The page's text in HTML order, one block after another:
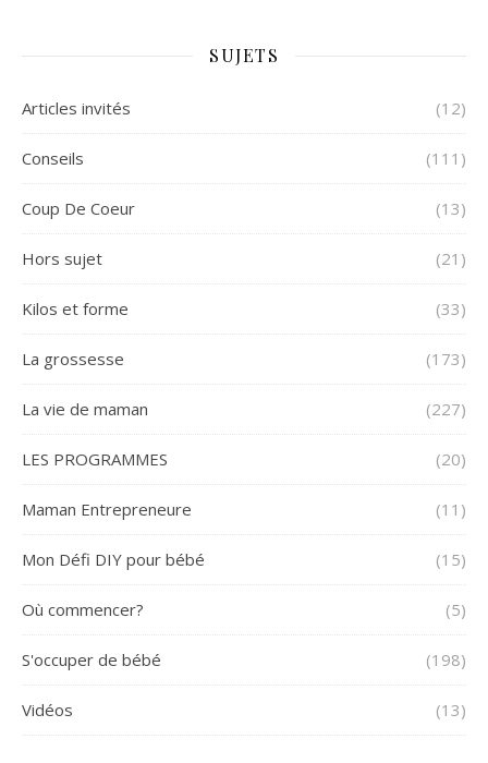
SUJETS
Articles invités (12)
Conseils (111)
Coup De Coeur (13)
Hors sujet (21)
Kilos et forme (33)
La grossesse (173)
La vie de maman (227)
LES PROGRAMMES (20)
Maman Entrepreneure (11)
Mon Défi DIY pour bébé (15)
Où commencer? (5)
S'occuper de bébé (198)
Vidéos (13)